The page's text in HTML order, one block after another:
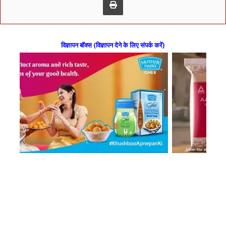
विज्ञापन बॉक्स (विज्ञापन देने के लिए संपर्क करें)